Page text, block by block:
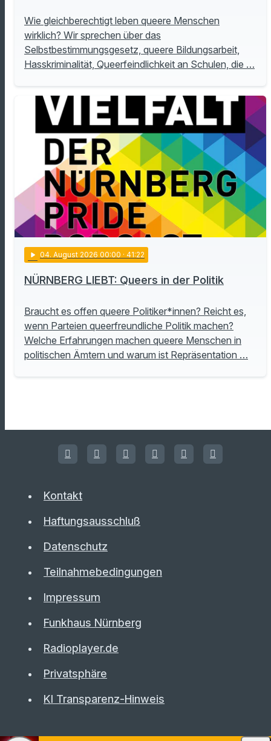
Wie gleichberechtigt leben queere Menschen
wirklich? Wir sprechen über das
Selbstbestimmungsgesetz, queere Bildungsarbeit,
Hasskriminalität, Queerfeindlichkeit an Schulen, die …
play_arrow 04. August 2026 00:00 · 41:22
NÜRNBERG LIEBT: Queers in der Politik
Braucht es offen queere Politiker*innen? Reicht es,
wenn Parteien queerfreundliche Politik machen?
Welche Erfahrungen machen queere Menschen in
politischen Ämtern und warum ist Repräsentation …
Kontakt
Haftungsausschluß
Datenschutz
Teilnahmebedingungen
Impressum
Funkhaus Nürnberg
Radioplayer.de
Privatsphäre
KI Transparenz-Hinweis